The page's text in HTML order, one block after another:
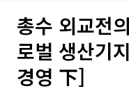
총수 외교전
로벌 생산기
경영 下]